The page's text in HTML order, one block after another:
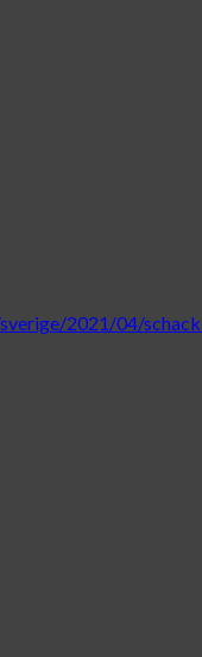
2021/04/